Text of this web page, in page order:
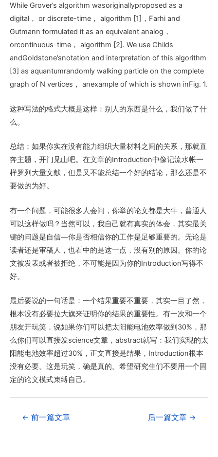
While Grover’s algorithm wasoriginallyproposed as a
digital， or discrete-time， algorithm [1]，Farhi and
Gutmann formulated it as an equivalent analog，
orcontinuous-time， algorithm [2]. We use Childs
andGoldstone’snotation and interpretation of this algorithm
[3] as aquantumrandomly walking particle on the complete
graph of N vertices， anexample of which is shown inFig. 1.
这种写法的格式大概是这样：别人的东西是什么，我们做了什
么。
总结：如果你实在没有能力组织大量材料之间的关系，那就直
奔主题，开门见山吧。在文章的Introduction中像记流水帐一
样罗列大量文献，但是又不能总结一个好的结论，那么还是不
要做的为好。
有一个问题，可能很多人会问，你举的论文都是大牛，普通人
可以这样做吗？当然可以，我自己就有真实的体会，其实最关
键的问题是自信—你是否相信你的工作是足够重要的。无论是
读者还是审稿人，也看中的是这一点，没有别的原因。你的论
文被发表或者被拒绝，不可能是因为你的Introduction写得不
好。
最后要说的一句话是：一个结果重要不重要，其实一目了然，
根本没有必要拉大旗来证明你的结果的重要性。有一次和一个
朋友开玩笑，说如果你们可以把太阳能电池效率做到30%，那
么你们可以直接发science文章，abstract就写：我们实现的太
阳能电池效率超过30%，正文直接是结果，Introduction根本
没有必要。这是玩笑，确是真的。希望研究生们不要用一个固
定的论文模式束缚自己。
← 前一篇文章 后一篇文章 →